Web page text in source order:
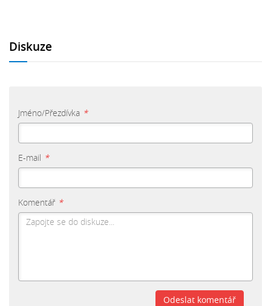
Diskuze
Jméno/Přezdívka *
E-mail *
Komentář *
Odeslat komentář